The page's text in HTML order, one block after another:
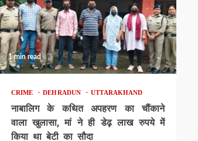
1 min read
CRIME DEHRADUN UTTARAKHAND
नाबालिग के कथित अपहरण का चौंकाने
वाला खुलासा, मां ने ही डेढ़ लाख रुपये में
किया था बेटी का सौदा